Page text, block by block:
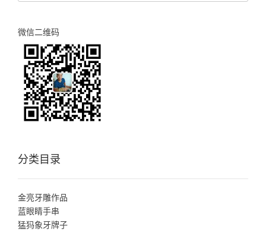
微信二维码
分类目录
金亮牙雕作品
蓝眼睛手串
猛犸象牙牌子